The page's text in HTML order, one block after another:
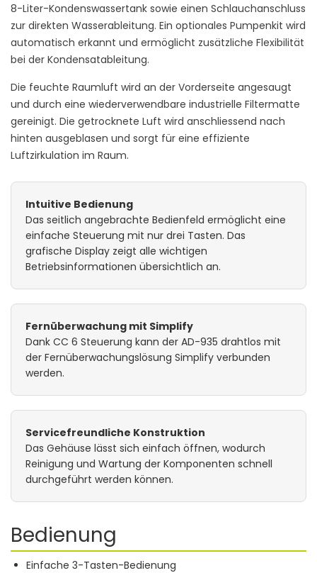
8-Liter-Kondenswassertank sowie einen Schlauchanschluss
zur direkten Wasserableitung. Ein optionales Pumpenkit wird
automatisch erkannt und ermöglicht zusätzliche Flexibilität
bei der Kondensatableitung.
Die feuchte Raumluft wird an der Vorderseite angesaugt
und durch eine wiederverwendbare industrielle Filtermatte
gereinigt. Die getrocknete Luft wird anschliessend nach
hinten ausgeblasen und sorgt für eine effiziente
Luftzirkulation im Raum.
Intuitive Bedienung
Das seitlich angebrachte Bedienfeld ermöglicht eine
einfache Steuerung mit nur drei Tasten. Das
grafische Display zeigt alle wichtigen
Betriebsinformationen übersichtlich an.
Fernüberwachung mit Simplify
Dank CC 6 Steuerung kann der AD-935 drahtlos mit
der Fernüberwachungslösung Simplify verbunden
werden.
Servicefreundliche Konstruktion
Das Gehäuse lässt sich einfach öffnen, wodurch
Reinigung und Wartung der Komponenten schnell
durchgeführt werden können.
Bedienung
Einfache 3-Tasten-Bedienung